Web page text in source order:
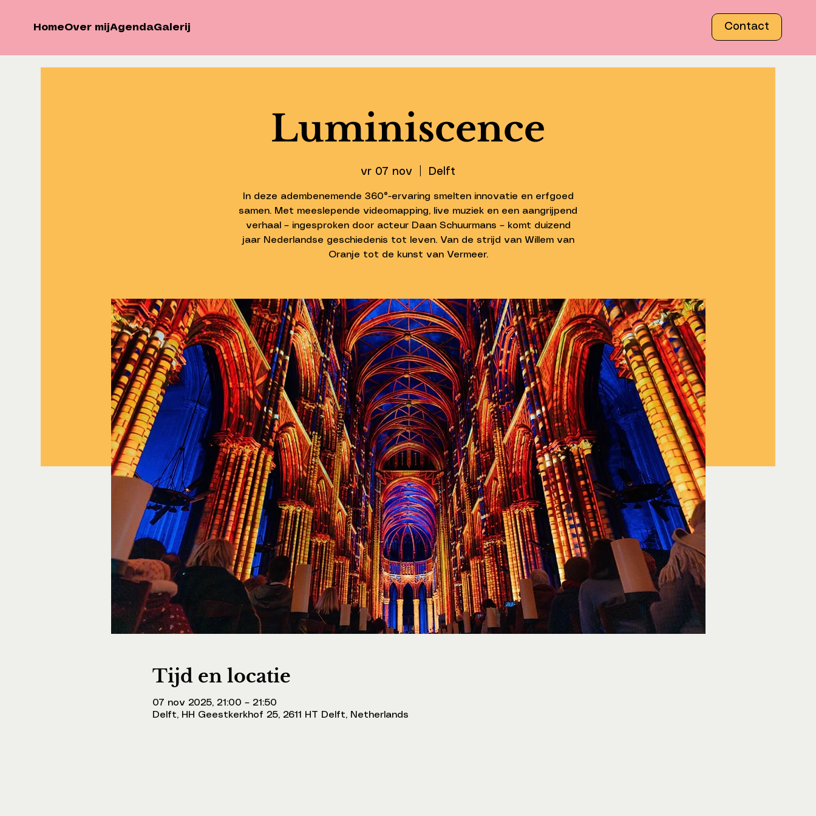
Contact
HomeOver mijAgendaGalerij
Luminiscence
vr 07 nov Delft
In deze adembenemende 360°-ervaring smelten innovatie en erfgoed
samen. Met meeslepende videomapping, live muziek en een aangrijpend
verhaal – ingesproken door acteur Daan Schuurmans – komt duizend
jaar Nederlandse geschiedenis tot leven. Van de strijd van Willem van
Oranje tot de kunst van Vermeer.
Tijd en locatie
07 nov 2025, 21:00 – 21:50
Delft, HH Geestkerkhof 25, 2611 HT Delft, Netherlands